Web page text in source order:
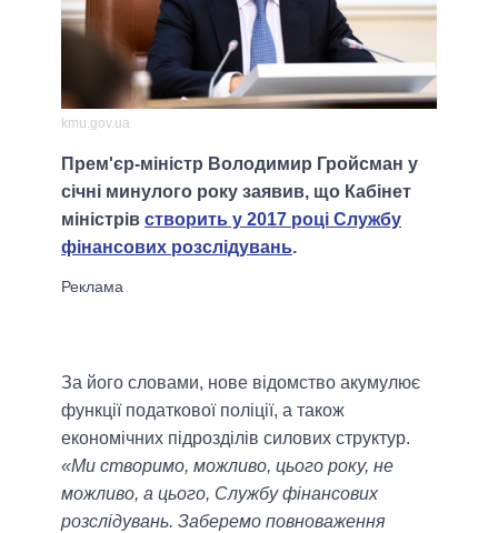
kmu.gov.ua
Прем'єр-міністр Володимир Гройсман у
січні минулого року заявив, що Кабінет
міністрів створить у 2017 році Службу
фінансових розслідувань.
За його словами, нове відомство акумулює
функції податкової поліції, а також
економічних підрозділів силових структур.
«Ми створимо, можливо, цього року, не
можливо, а цього, Службу фінансових
розслідувань. Заберемо повноваження